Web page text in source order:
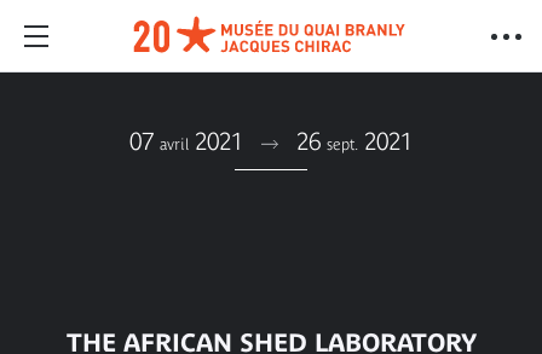
07 avril 2021 26 sept. 2021
THE AFRICAN SHED LABORATORY